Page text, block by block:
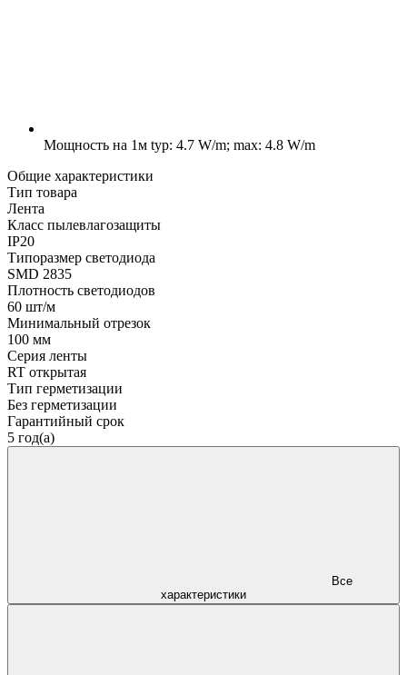
Мощность на 1м typ: 4.7 W/m; max: 4.8 W/m
Общие характеристики
Тип товара
Лента
Класс пылевлагозащиты
IP20
Типоразмер светодиода
SMD 2835
Плотность светодиодов
60 шт/м
Минимальный отрезок
100 мм
Серия ленты
RT открытая
Тип герметизации
Без герметизации
Гарантийный срок
5 год(а)
характеристики